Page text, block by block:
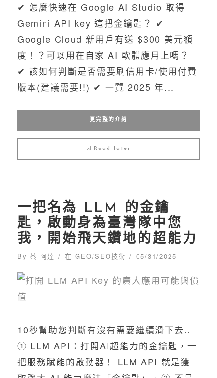
咖啡鄉元素
網路行銷
✔︎ 怎麼快速在 Google AI Studio 取得
Gemini API key 這把金鑰匙？ ✔︎
Google Cloud 新用戶有送 $300 美元額
度！？可以用在自家 AI 軟體應用上嗎？
✔︎ 該如何判斷是否需要刷信用卡/使用付費
版本(建議需要!!) ✔︎ 一覽 2025 年...
更完整的介紹
Read later
一把名為 LLM 的金鑰
匙，啟動身為臺灣隊中您
我，開始飛天鑽地的超能力
By 蔡 阿達 在 GEO/SEO技術 05/31/2025
10秒幫助您判斷有沒有需要繼續滑下去..
① LLM API：打開AI超能力的金鑰匙，一
把服務賦能的啟動器！ LLM API 就是獲